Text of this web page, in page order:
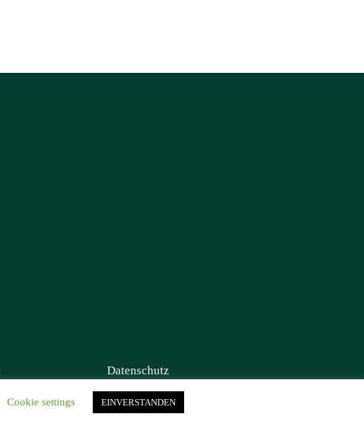
Datenschutz
Cookie settings EINVERSTANDEN